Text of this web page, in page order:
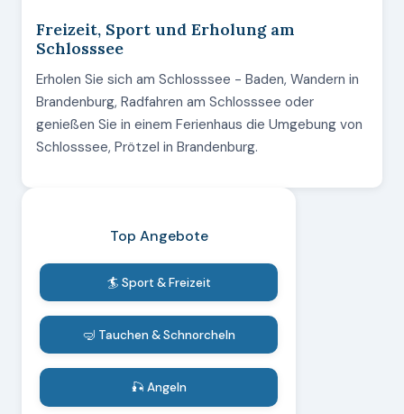
Freizeit, Sport und Erholung am
Schlosssee
Erholen Sie sich am Schlosssee - Baden, Wandern in
Brandenburg, Radfahren am Schlosssee oder
genießen Sie in einem Ferienhaus die Umgebung von
Schlosssee, Prötzel in Brandenburg.
Top Angebote
🏄 Sport & Freizeit
🤿 Tauchen & Schnorcheln
🎣 Angeln